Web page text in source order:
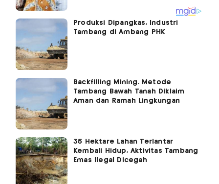
Produksi Dipangkas, Industri
Tambang di Ambang PHK
Backfilling Mining, Metode
Tambang Bawah Tanah Diklaim
Aman dan Ramah Lingkungan
35 Hektare Lahan Terlantar
Kembali Hidup, Aktivitas Tambang
Emas Ilegal Dicegah